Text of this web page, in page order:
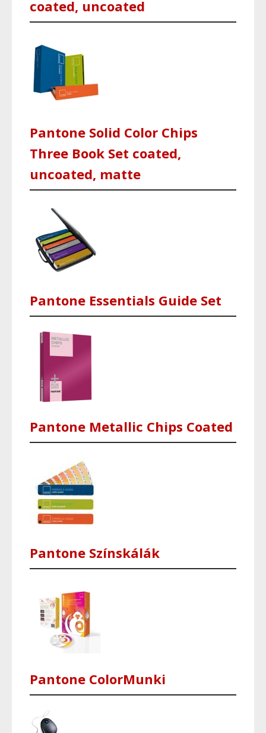
coated, uncoated
Pantone Solid Color Chips
Three Book Set coated,
uncoated, matte
Pantone Essentials Guide Set
Pantone Metallic Chips Coated
Pantone Színskálák
Pantone ColorMunki